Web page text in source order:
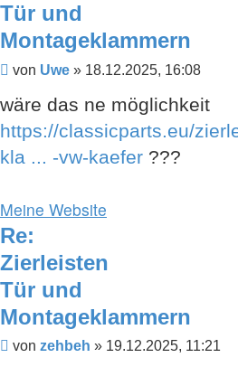
Tür und
Montageklammern
Beitrag
von Uwe » 18.12.2025, 16:08
wäre das ne möglichkeit
https://classicparts.eu/
kla ... -vw-kaefer ???
Meine Website
Re:
Zierleisten
Tür und
Montageklammern
Beitrag
von zehbeh » 19.12.2025, 11:21